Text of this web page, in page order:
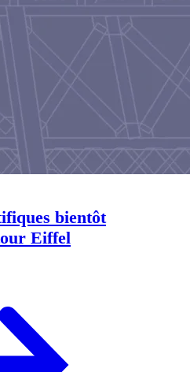
bientôt
Eiffel